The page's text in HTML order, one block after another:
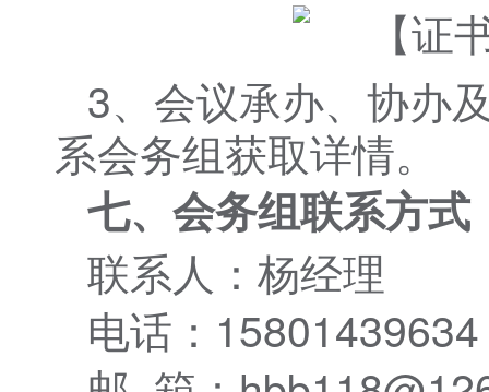
3、会议承办、协办
系会务组获取详情。
七、会务组联系方式
联系人：杨经理
电话：